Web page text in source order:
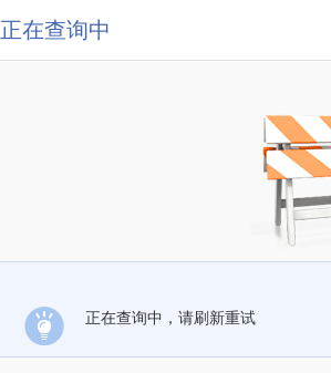
正在查询中
正在查询中，请刷新重试